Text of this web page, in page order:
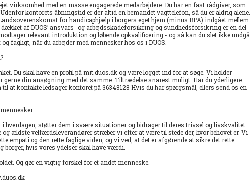
virksomhed med en masse engagerede medarbejdere. Du har en fast rådgiver, som
kontorets åbningstid er der altid en bemandet vagttelefon, så du er aldrig alene.
for handicaphjælp i borgers eget hjem (minus BPA) indgået mellem
dækket af DUOS’ ansvars- og arbejdsskadeforsikring og sundhedsforsikring er en del
relevant introduktion og løbende opkvalificering - og så kan du slet ikke undgå
fagligt, når du arbejder med mennesker hos os i DUOS.
Du skal have en profil på mit.duos.dk og være logget ind for at søge. Vi holder
gerne din ansøgning med det samme. Tiltrædelse snarest muligt. Har du yderligere
at kontakte ledsager kontoret på 36348128 Hvis du har spørgsmål, ellers send os en
i hverdagen, støtter dem i svære situationer og bidrager til deres trivsel og livskvalitet.
ældste velfærdsleverandører stræber vi efter at være til stede der, hvor behovet er. Vi
empati og den rette faglige viden, og vi ved, at det er afgørende at sikre det rette
borger, hvis vores ydelser skal have værdi.
Og gør en vigtig forskel for et andet menneske.